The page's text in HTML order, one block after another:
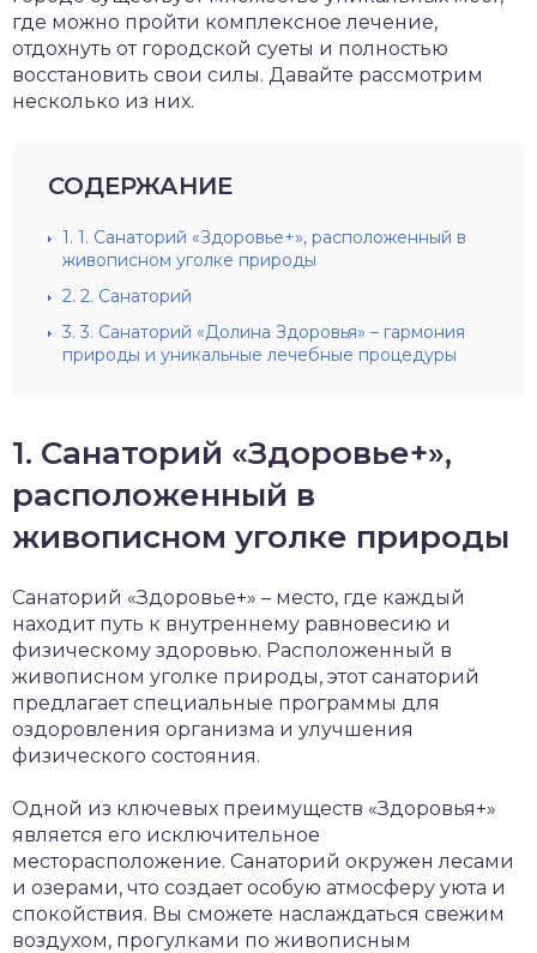
где можно пройти комплексное лечение,
отдохнуть от городской суеты и полностью
восстановить свои силы. Давайте рассмотрим
несколько из них.
СОДЕРЖАНИЕ
1. 1. Санаторий «Здоровье+», расположенный в
живописном уголке природы
2. 2. Санаторий
3. 3. Санаторий «Долина Здоровья» – гармония
природы и уникальные лечебные процедуры
1. Санаторий «Здоровье+»,
расположенный в
живописном уголке природы
Санаторий «Здоровье+» – место, где каждый
находит путь к внутреннему равновесию и
физическому здоровью. Расположенный в
живописном уголке природы, этот санаторий
предлагает специальные программы для
оздоровления организма и улучшения
физического состояния.
Одной из ключевых преимуществ «Здоровья+»
является его исключительное
месторасположение. Санаторий окружен лесами
и озерами, что создает особую атмосферу уюта и
спокойствия. Вы сможете наслаждаться свежим
воздухом, прогулками по живописным